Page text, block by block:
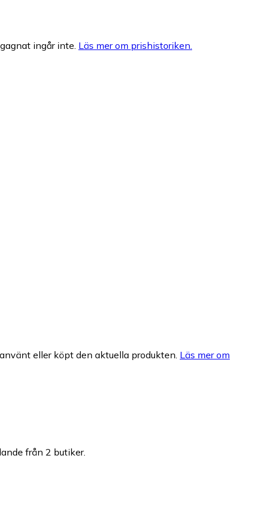
ingår inte. Läs mer om prishistoriken.
eller köpt den aktuella produkten. Läs mer om
från 2 butiker.